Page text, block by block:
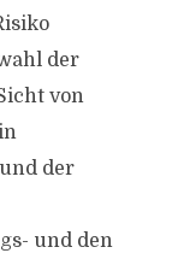
der
von
der
und den